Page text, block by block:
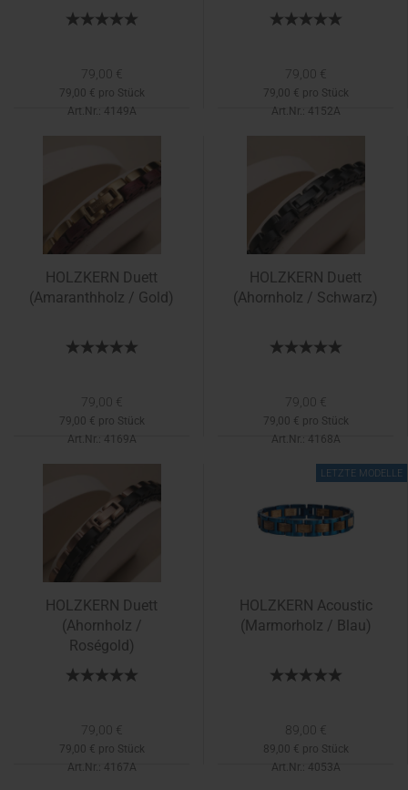
79,00 €
79,00 € pro Stück
Art.Nr.: 4149A
79,00 €
79,00 € pro Stück
Art.Nr.: 4152A
HOLZKERN Duett
(Amaranthholz / Gold)
79,00 €
79,00 € pro Stück
Art.Nr.: 4169A
HOLZKERN Duett
(Ahornholz / Schwarz)
79,00 €
79,00 € pro Stück
Art.Nr.: 4168A
1-2 Tage
HOLZKERN Duett
(Ahornholz /
Roségold)
79,00 €
79,00 € pro Stück
Art.Nr.: 4167A
LETZTE MODELLE
HOLZKERN Acoustic
(Marmorholz / Blau)
89,00 €
89,00 € pro Stück
Art.Nr.: 4053A